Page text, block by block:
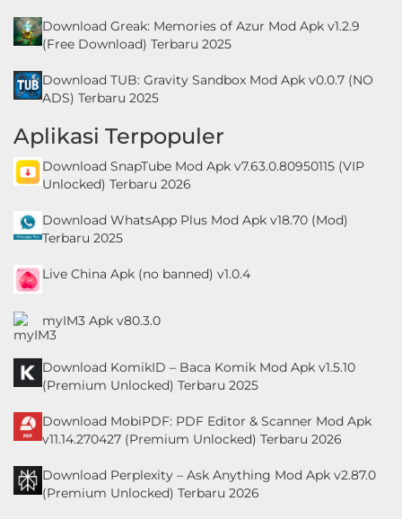
Download Greak: Memories of Azur Mod Apk v1.2.9
(Free Download) Terbaru 2025
Download TUB: Gravity Sandbox Mod Apk v0.0.7 (NO
ADS) Terbaru 2025
Aplikasi Terpopuler
Download SnapTube Mod Apk v7.63.0.80950115 (VIP
Unlocked) Terbaru 2026
Download WhatsApp Plus Mod Apk v18.70 (Mod)
Terbaru 2025
Live China Apk (no banned) v1.0.4
myIM3 Apk v80.3.0
Download KomikID – Baca Komik Mod Apk v1.5.10
(Premium Unlocked) Terbaru 2025
Download MobiPDF: PDF Editor & Scanner Mod Apk
v11.14.270427 (Premium Unlocked) Terbaru 2026
Download Perplexity – Ask Anything Mod Apk v2.87.0
(Premium Unlocked) Terbaru 2026